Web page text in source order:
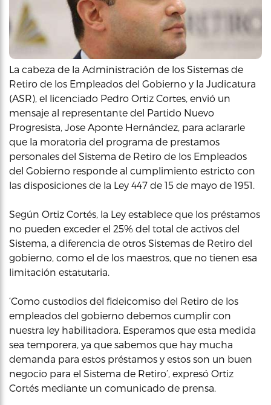
La cabeza de la Administración de los Sistemas de
Retiro de los Empleados del Gobierno y la Judicatura
(ASR), el licenciado Pedro Ortiz Cortes, envió un
mensaje al representante del Partido Nuevo
Progresista, Jose Aponte Hernández, para aclararle
que la moratoria del programa de prestamos
personales del Sistema de Retiro de los Empleados
del Gobierno responde al cumplimiento estricto con
las disposiciones de la Ley 447 de 15 de mayo de 1951.
Según Ortiz Cortés, la Ley establece que los préstamos
no pueden exceder el 25% del total de activos del
Sistema, a diferencia de otros Sistemas de Retiro del
gobierno, como el de los maestros, que no tienen esa
limitación estatutaria.
‘Como custodios del fideicomiso del Retiro de los
empleados del gobierno debemos cumplir con
nuestra ley habilitadora. Esperamos que esta medida
sea temporera, ya que sabemos que hay mucha
demanda para estos préstamos y estos son un buen
negocio para el Sistema de Retiro’, expresó Ortiz
Cortés mediante un comunicado de prensa.